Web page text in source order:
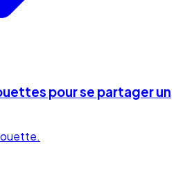
pour se partager un